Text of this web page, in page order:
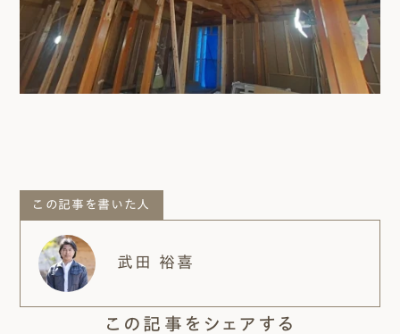
この記事を書いた人
武田 裕喜
この記事をシェアする